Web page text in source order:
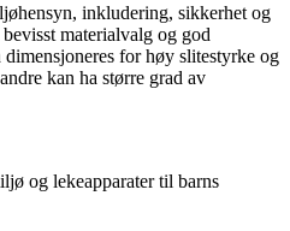
inkludering, sikkerhet og
materialvalg og god
for høy slitestyrke og
kan ha større grad av
og lekeapparater til barns